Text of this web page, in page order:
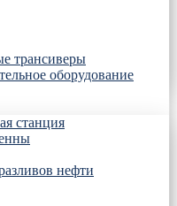
трансиверы
оборудование
станция
нефти